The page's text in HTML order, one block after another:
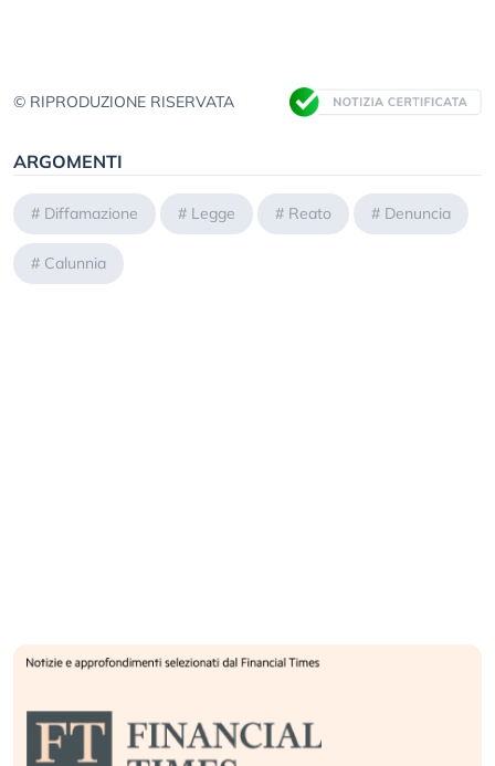
© RIPRODUZIONE RISERVATA
ARGOMENTI
# Diffamazione # Legge # Reato # Denuncia
# Calunnia